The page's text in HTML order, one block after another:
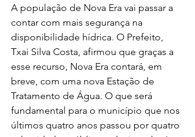
A população de Nova Era vai passar a
contar com mais segurança na
disponibilidade hídrica. O Prefeito,
Txai Silva Costa, afirmou que graças a
esse recurso, Nova Era contará, em
breve, com uma nova Estação de
Tratamento de Água. O que será
fundamental para o município que nos
últimos quatro anos passou por quatro